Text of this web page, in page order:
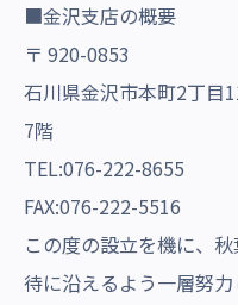
■金沢支店の概要
〒 920-0853
石川県金沢市本町2丁
7階
TEL:076-222-8655
FAX:076-222-5516
この度の設立を機に、
待に沿えるよう一層努